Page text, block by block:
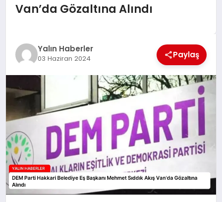
YAŞAM
TEKNOLOJİ
MAGAZİN
SAĞLIK
Van’da Gözaltına Alındı
Yalın Haberler
03 Haziran 2024 Paylaş